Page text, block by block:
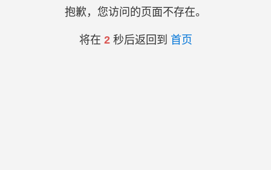
抱歉，您访问的页面不存在。
将在 2秒后返回到 首页